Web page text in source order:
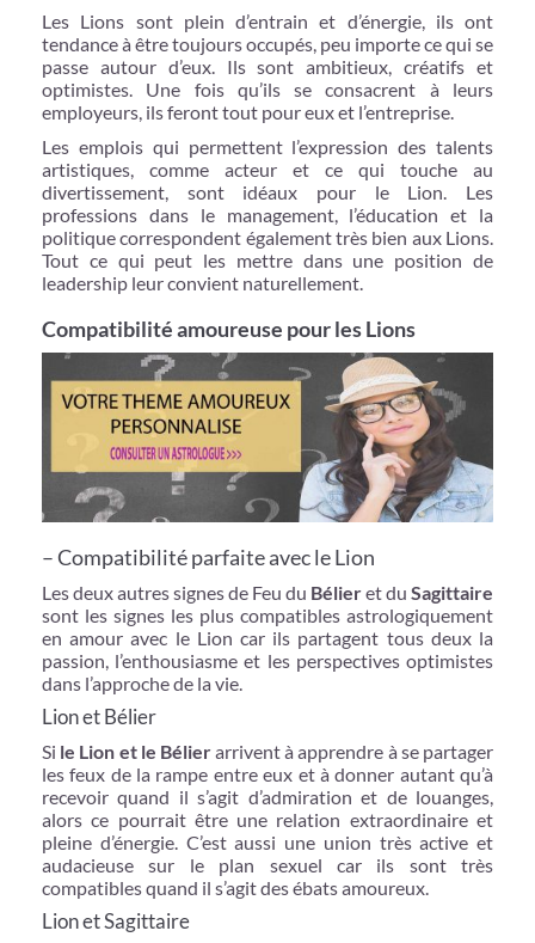
Les Lions sont plein d’entrain et d’énergie, ils ont
tendance à être toujours occupés, peu importe ce qui se
passe autour d’eux. Ils sont ambitieux, créatifs et
optimistes. Une fois qu’ils se consacrent à leurs
employeurs, ils feront tout pour eux et l’entreprise.
Les emplois qui permettent l’expression des talents
artistiques, comme acteur et ce qui touche au
divertissement, sont idéaux pour le Lion. Les
professions dans le management, l’éducation et la
politique correspondent également très bien aux Lions.
Tout ce qui peut les mettre dans une position de
leadership leur convient naturellement.
Compatibilité amoureuse pour les Lions
– Compatibilité parfaite avec le Lion
Les deux autres signes de Feu du Bélieret du Sagittaire
sont les signes les plus compatibles astrologiquement
en amour avec le Lion car ils partagent tous deux la
passion, l’enthousiasme et les perspectives optimistes
dans l’approche de la vie.
Lion et Bélier
Si le Lion et le Bélierarrivent à apprendre à se partager
les feux de la rampe entre eux et à donner autant qu’à
recevoir quand il s’agit d’admiration et de louanges,
alors ce pourrait être une relation extraordinaire et
pleine d’énergie. C’est aussi une union très active et
audacieuse sur le plan sexuel car ils sont très
compatibles quand il s’agit des ébats amoureux.
Lion et Sagittaire